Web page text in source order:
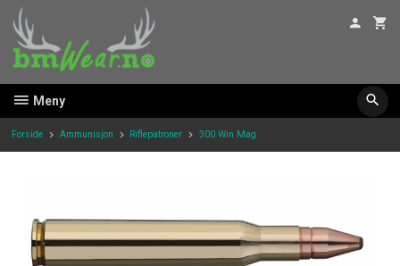
innholdet
Meny
Forside Ammunisjon Riflepatroner 300 Win Mag